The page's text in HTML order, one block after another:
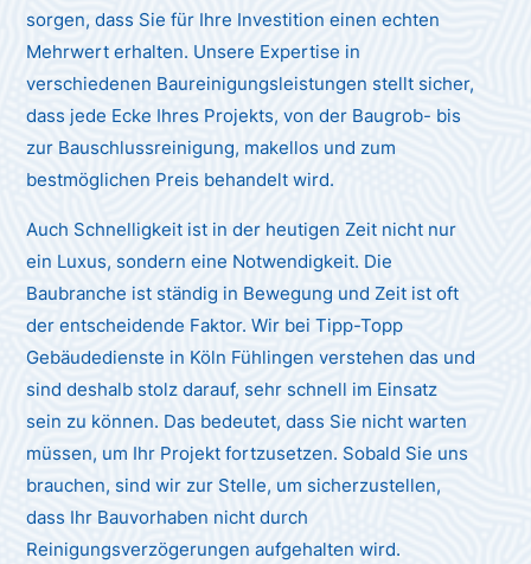
sorgen, dass Sie für Ihre Investition einen echten
Mehrwert erhalten. Unsere Expertise in
verschiedenen Baureinigungsleistungen stellt sicher,
dass jede Ecke Ihres Projekts, von der Baugrob- bis
zur Bauschlussreinigung, makellos und zum
bestmöglichen Preis behandelt wird.
Auch Schnelligkeit ist in der heutigen Zeit nicht nur
ein Luxus, sondern eine Notwendigkeit. Die
Baubranche ist ständig in Bewegung und Zeit ist oft
der entscheidende Faktor. Wir bei Tipp-Topp
Gebäudedienste in Köln Fühlingen verstehen das und
sind deshalb stolz darauf, sehr schnell im Einsatz
sein zu können. Das bedeutet, dass Sie nicht warten
müssen, um Ihr Projekt fortzusetzen. Sobald Sie uns
brauchen, sind wir zur Stelle, um sicherzustellen,
dass Ihr Bauvorhaben nicht durch
Reinigungsverzögerungen aufgehalten wird.